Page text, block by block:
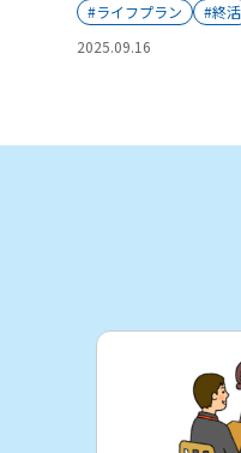
#ライフプラン #終活
2025.09.16